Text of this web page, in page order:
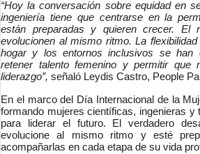
“Hoy la conversación sobre equidad en
ingeniería tiene que centrarse en la
están preparadas y quieren crecer. El
evolucionen al mismo ritmo. La
hogar y los entornos inclusivos se han
retener talento femenino y permitir que
liderazgo”, señaló Leydis Castro, People
En el marco del Día Internacional de la
formando mujeres científicas, ingenieras y
para liderar el futuro. El verdadero
evolucione al mismo ritmo y esté
acompañarlas en cada etapa de su vida